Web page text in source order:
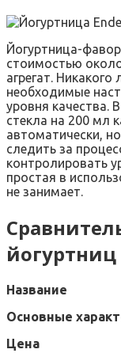
Йогуртница-
стоимостью
агрегат.
необходимые
уровня качества.
стекла на 200 мл
автоматически,
следить за
контролировать
простая в
не занимает.
йогуртниц
Название
Основные
Цена